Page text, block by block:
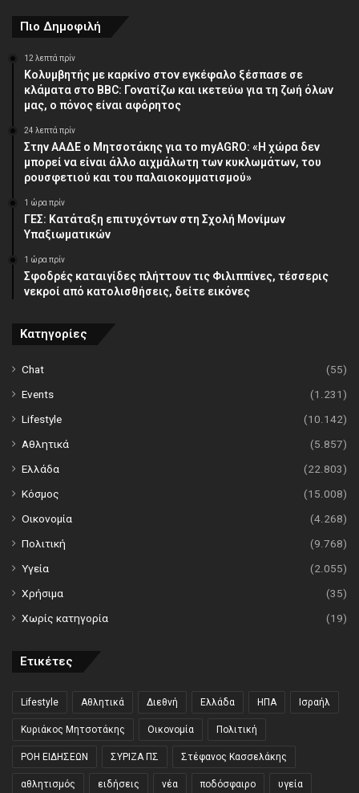
Πιο Δημοφιλή
12 λεπτά πρίν
Κολυμβητής με καρκίνο στον εγκέφαλο ξέσπασε σε
κλάματα στο BBC: Γονατίζω και ικετεύω για τη ζωή όλων
μας, ο πόνος είναι αφόρητος
24 λεπτά πρίν
Στην ΑΑΔΕ ο Μητσοτάκης για το myAGRO: «Η χώρα δεν
μπορεί να είναι άλλο αιχμάλωτη των κυκλωμάτων, του
ρουσφετιού και του παλαιοκομματισμού»
1 ώρα πρίν
ΓΕΣ: Κατάταξη επιτυχόντων στη Σχολή Μονίμων
Υπαξιωματικών
1 ώρα πρίν
Σφοδρές καταιγίδες πλήττουν τις Φιλιππίνες, τέσσερις
νεκροί από κατολισθήσεις, δείτε εικόνες
Κατηγορίες
Chat
(55)
Events
(1.231)
Lifestyle
(10.142)
Αθλητικά
(5.857)
Ελλάδα
(22.803)
Κόσμος
(15.008)
Οικονομία
(4.268)
Πολιτική
(9.768)
Υγεία
(2.055)
Χρήσιμα
(35)
Χωρίς κατηγορία
(19)
Ετικέτες
Lifestyle Αθλητικά Διεθνή Ελλάδα ΗΠΑ Ισραήλ
Κυριάκος Μητσοτάκης Οικονομία Πολιτική
ΡΟΗ ΕΙΔΗΣΕΩΝ ΣΥΡΙΖΑ ΠΣ Στέφανος Κασσελάκης
αθλητισμός ειδήσεις νέα ποδόσφαιρο υγεία